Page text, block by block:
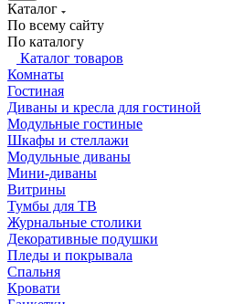
Каталог
По всему сайту
По каталогу
Каталог товаров
Комнаты
Гостиная
Диваны и кресла для гостиной
Модульные гостиные
Шкафы и стеллажи
Модульные диваны
Мини-диваны
Витрины
Тумбы для ТВ
Журнальные столики
Декоративные подушки
Пледы и покрывала
Спальня
Кровати